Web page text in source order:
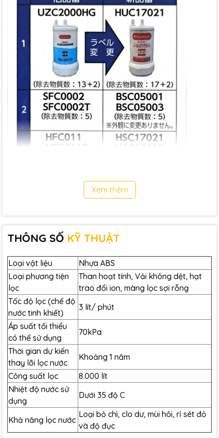
Dấu hiệu thay thế lõi lọc
Mitsubishi Cleansui AL700
Đèn Flow rate:
Nếu sáng đều : Trạng thái bộ lọc bình thường.
Nhấp nháy :
không được ở chế độ tạo axit và kiềm.
Chớp tắt :
lọc đã bị tắc cần kiểm tra thay lõi.
Replace cartridge:
Đèn nhấp nháy đỏ, cần thay lõi lọc để giữ ổn định hiệu
suất và đảm bảo tuổi thọ của máy.
Cấu tạo lõi lọc Mitsubishi
Xem thêm
THÔNG SỐ KỸ THUẬT
Loại vật liệu
Nhựa ABS
Loại phương tiện
lọc
Than hoạt tính, Vải không dệt, hạt
trao đổi ion, màng lọc sợi rỗng
Tốc độ lọc (chế độ
nước tinh khiết)
3 lít/ phút
Áp suất tối thiểu
có thể sử dụng
70kPa
Thời gian dự kiến ​​
thay lõi lọc nước
Khoảng 1 năm
Công suất lọc
8.000 lít
Nhiệt độ nước sử
dụng
Dưới 35 độ C
Khả năng lọc nước
Loại bỏ chì, clo dư, mùi hôi, rỉ sét đỏ
và độ đục